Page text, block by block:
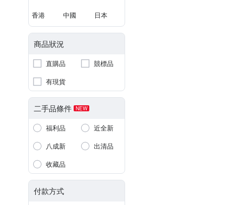
香港 中國 日本
商品狀況
直購品
競標品
有現貨
二手品條件 NEW
福利品
近全新
八成新
出清品
收藏品
付款方式